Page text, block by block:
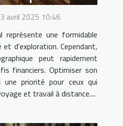
avril 2025 10:46
représente une formidable
d'exploration. Cependant,
peut rapidement
financiers. Optimiser son
une priorité pour ceux qui
et travail à distance....